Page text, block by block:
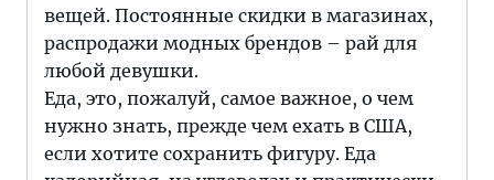
вещей. Постоянные скидки в магазинах,
распродажи модных брендов – рай для
любой девушки.
Еда, это, пожалуй, самое важное, о чем
нужно знать, прежде чем ехать в США,
если хотите сохранить фигуру. Еда